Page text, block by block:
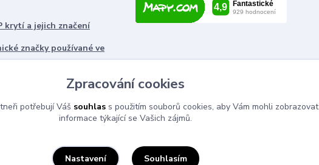
krytí a jejich značení
značky používané ve
Zpracování cookies
potřebují Váš souhlass použitím souborů cookies, aby Vám mohli zobrazovat
informace týkající se Vašich zájmů.
Nastavení Souhlasím